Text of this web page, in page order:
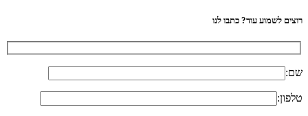
רוצים לשמוע עוד? כתבו לנו
שם:
טלפון: